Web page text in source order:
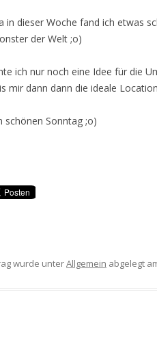
in dieser Woche fand ich etwas
der Welt ;o)
ich nur noch eine Idee für die
mir dann dann die ideale
schönen Sonntag ;o)
wurde unterAllgemein abgelegt